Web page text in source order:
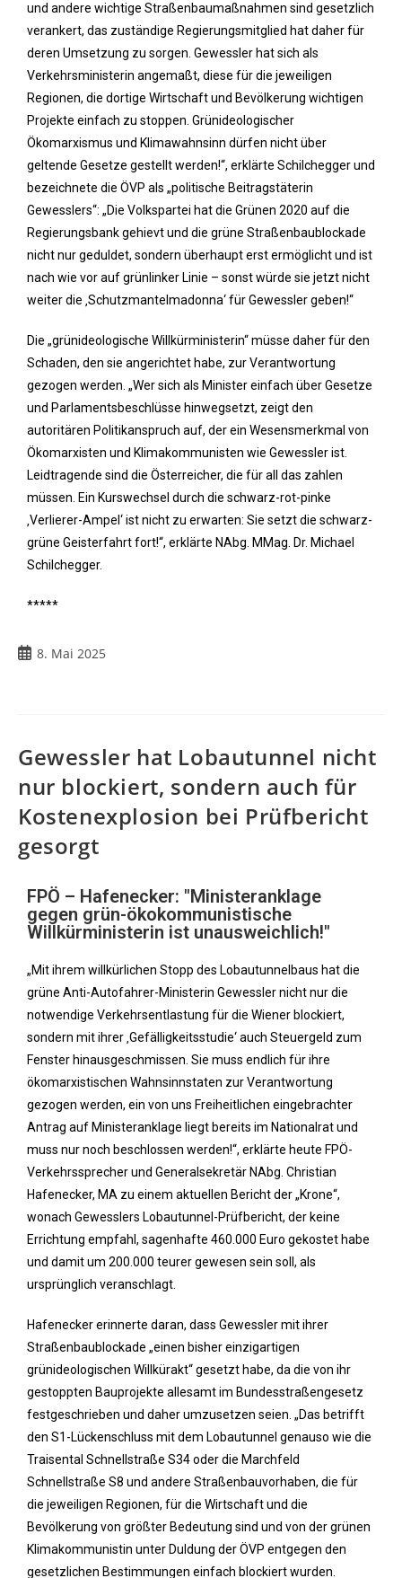
und andere wichtige Straßenbaumaßnahmen sind gesetzlich
verankert, das zuständige Regierungsmitglied hat daher für
deren Umsetzung zu sorgen. Gewessler hat sich als
Verkehrsministerin angemaßt, diese für die jeweiligen
Regionen, die dortige Wirtschaft und Bevölkerung wichtigen
Projekte einfach zu stoppen. Grünideologischer
Ökomarxismus und Klimawahnsinn dürfen nicht über
geltende Gesetze gestellt werden!“, erklärte Schilchegger und
bezeichnete die ÖVP als „politische Beitragstäterin
Gewesslers“: „Die Volkspartei hat die Grünen 2020 auf die
Regierungsbank gehievt und die grüne Straßenbaublockade
nicht nur geduldet, sondern überhaupt erst ermöglicht und ist
nach wie vor auf grünlinker Linie – sonst würde sie jetzt nicht
weiter die ‚Schutzmantelmadonna‘ für Gewessler geben!“
Die „grünideologische Willkürministerin“ müsse daher für den
Schaden, den sie angerichtet habe, zur Verantwortung
gezogen werden. „Wer sich als Minister einfach über Gesetze
und Parlamentsbeschlüsse hinwegsetzt, zeigt den
autoritären Politikanspruch auf, der ein Wesensmerkmal von
Ökomarxisten und Klimakommunisten wie Gewessler ist.
Leidtragende sind die Österreicher, die für all das zahlen
müssen. Ein Kurswechsel durch die schwarz-rot-pinke
‚Verlierer-Ampel‘ ist nicht zu erwarten: Sie setzt die schwarz-
grüne Geisterfahrt fort!“, erklärte NAbg. MMag. Dr. Michael
Schilchegger.
*****
8. Mai 2025
Gewessler hat Lobautunnel nicht
nur blockiert, sondern auch für
Kostenexplosion bei Prüfbericht
gesorgt
FPÖ – Hafenecker: "Ministeranklage
gegen grün-ökokommunistische
Willkürministerin ist unausweichlich!"
„Mit ihrem willkürlichen Stopp des Lobautunnelbaus hat die
grüne Anti-Autofahrer-Ministerin Gewessler nicht nur die
notwendige Verkehrsentlastung für die Wiener blockiert,
sondern mit ihrer ‚Gefälligkeitsstudie‘ auch Steuergeld zum
Fenster hinausgeschmissen. Sie muss endlich für ihre
ökomarxistischen Wahnsinnstaten zur Verantwortung
gezogen werden, ein von uns Freiheitlichen eingebrachter
Antrag auf Ministeranklage liegt bereits im Nationalrat und
muss nur noch beschlossen werden!“, erklärte heute FPÖ-
Verkehrssprecher und Generalsekretär NAbg. Christian
Hafenecker, MA zu einem aktuellen Bericht der „Krone“,
wonach Gewesslers Lobautunnel-Prüfbericht, der keine
Errichtung empfahl, sagenhafte 460.000 Euro gekostet habe
und damit um 200.000 teurer gewesen sein soll, als
ursprünglich veranschlagt.
Hafenecker erinnerte daran, dass Gewessler mit ihrer
Straßenbaublockade „einen bisher einzigartigen
grünideologischen Willkürakt“ gesetzt habe, da die von ihr
gestoppten Bauprojekte allesamt im Bundesstraßengesetz
festgeschrieben und daher umzusetzen seien. „Das betrifft
den S1-Lückenschluss mit dem Lobautunnel genauso wie die
Traisental Schnellstraße S34 oder die Marchfeld
Schnellstraße S8 und andere Straßenbauvorhaben, die für
die jeweiligen Regionen, für die Wirtschaft und die
Bevölkerung von größter Bedeutung sind und von der grünen
Klimakommunistin unter Duldung der ÖVP entgegen den
gesetzlichen Bestimmungen einfach blockiert wurden.